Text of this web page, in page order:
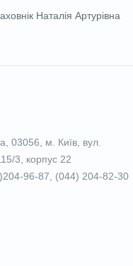
Наталія Артурівна
03056, м. Київ, вул.
3, корпус 22
96-87, (044) 204-82-30